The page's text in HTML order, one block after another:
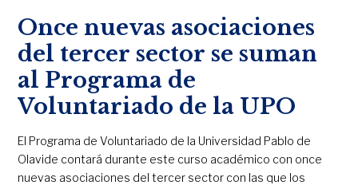
Once nuevas asociaciones
del tercer sector se suman
al Programa de
Voluntariado de la UPO
El Programa de Voluntariado de la Universidad Pablo de
Olavide contará durante este curso académico con once
nuevas asociaciones del tercer sector con las que los